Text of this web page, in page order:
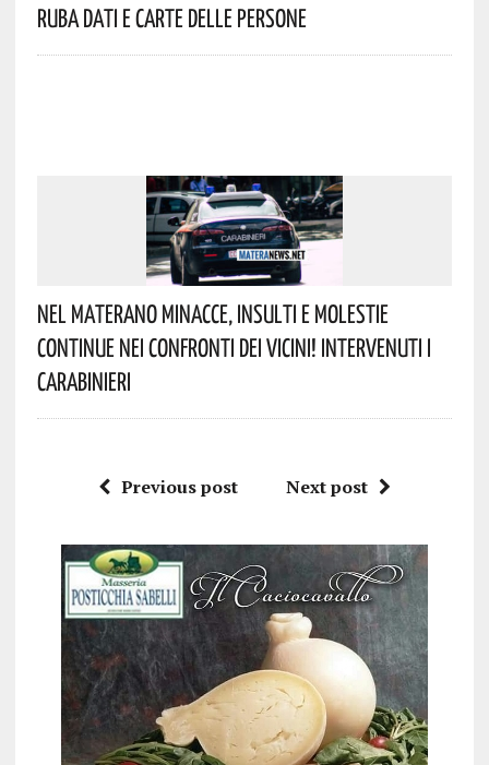
Ruba Dati E Carte Delle Persone
Nel Materano Minacce, Insulti E Molestie
Continue Nei Confronti Dei Vicini! Intervenuti I
Carabinieri
Previous post Next post